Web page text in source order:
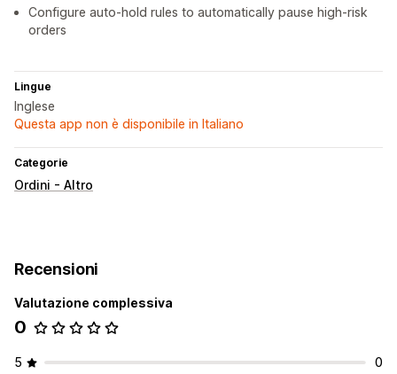
Configure auto-hold rules to automatically pause high-risk
orders
Lingue
Inglese
Questa app non è disponibile in Italiano
Categorie
Ordini - Altro
Recensioni
Valutazione complessiva
0
5
0